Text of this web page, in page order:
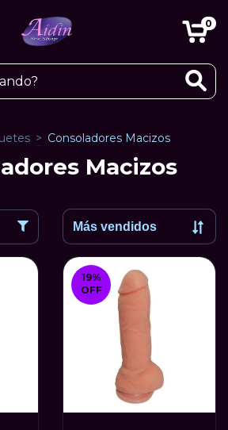
0
> Consoladores Macizos
Macizos
19%
OFF